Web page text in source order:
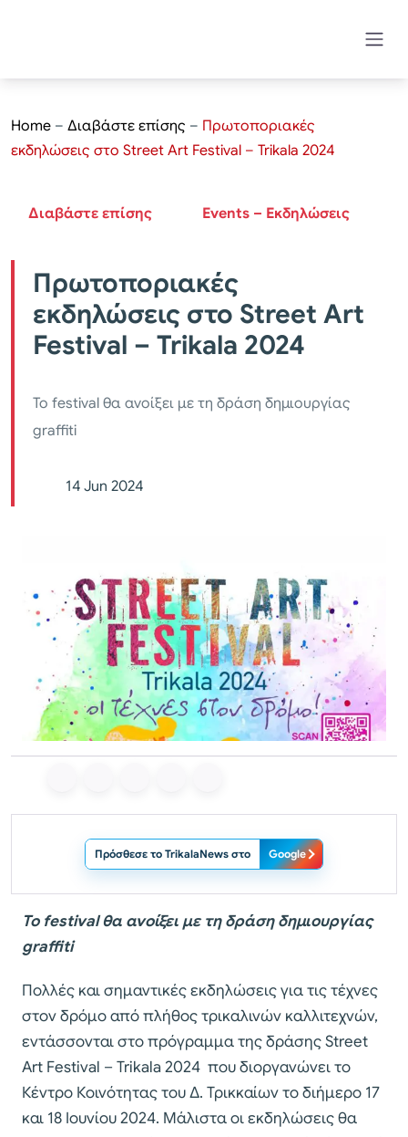
Home – Διαβάστε επίσης – Πρωτοποριακές
εκδηλώσεις στο Street Art Festival – Trikala 2024
Διαβάστε επίσης Events – Εκδηλώσεις
Πρωτοποριακές
εκδηλώσεις στο Street Art
Festival – Trikala 2024
Το festival θα ανοίξει με τη δράση δημιουργίας
graffiti
14 Jun 2024
Πρόσθεσε το TrikalaNews στο Google
Το festival θα ανοίξει με τη δράση δημιουργίας
graffiti
Πολλές και σημαντικές εκδηλώσεις για τις τέχνες
στον δρόμο από πλήθος τρικαλινών καλλιτεχνών,
εντάσσονται στο πρόγραμμα της δράσης Street
Art Festival – Trikala 2024 που διοργανώνει το
Κέντρο Κοινότητας του Δ. Τρικκαίων το διήμερο 17
και 18 Ιουνίου 2024. Μάλιστα οι εκδηλώσεις θα